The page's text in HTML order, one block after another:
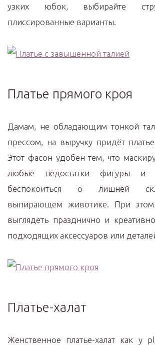
узких юбок, выбирайте
плиссированные варианты.
Платье прямого кроя
Дамам, не обладающим тонкой
прессом, на выручку придёт
Этот фасон удобен тем, что
любые недостатки фигуры и
беспокоиться о лишней
выпирающем животике. При
выглядеть празднично и
подходящих аксессуаров или
Платье-халат
Женственное платье-халат как у